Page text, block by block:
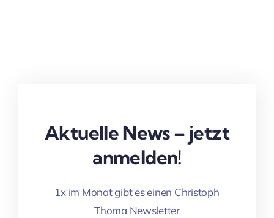
Aktuelle News – jetzt
anmelden!
1x im Monat gibt es einen Christoph
Thoma Newsletter